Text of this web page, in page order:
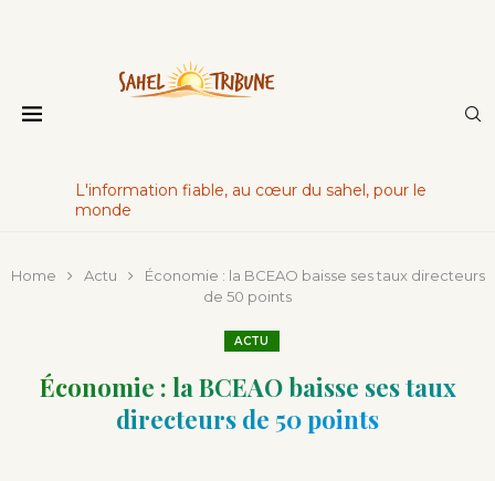
L'information fiable, au cœur du sahel, pour le
monde
Home Actu
Économie : la BCEAO baisse ses taux directeurs
de 50 points
ACTU
Économie : la BCEAO baisse ses taux
directeurs de 50 points